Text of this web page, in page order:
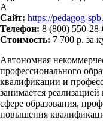
А
Сайт: https://pedagog-
Телефон: 8 (800) 550-
Стоимость: 7 700 р. за
Автономная
профессионального
квалификации и
занимается
сфере образования,
повышения